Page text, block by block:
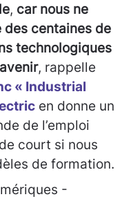
, car nous ne
des centaines de
technologiques
, rappelle
« Industrial
en donne un
de l’emploi
court si nous
de formation.